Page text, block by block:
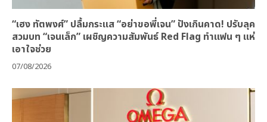
“เฮง ทัตพงศ์” ปลื้มกระแส “อย่าขอพี่เจน” ปังเกินคาด! ปรับลุค
สวมบท “เจนเล็ก” เผชิญความสัมพันธ์ Red Flag ทำแฟน ๆ แห่
เอาใจช่วย
07/08/2026